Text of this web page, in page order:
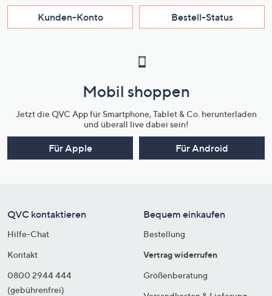
Kunden-Konto Bestell-Status
Mobil shoppen
Jetzt die QVC App für Smartphone, Tablet & Co. herunterladen
und überall live dabei sein!
Für Apple Für Android
QVC kontaktieren
Hilfe-Chat
Kontakt
0800 2944 444
(gebührenfrei)
Bequem einkaufen
Bestellung
Vertrag widerrufen
Größenberatung